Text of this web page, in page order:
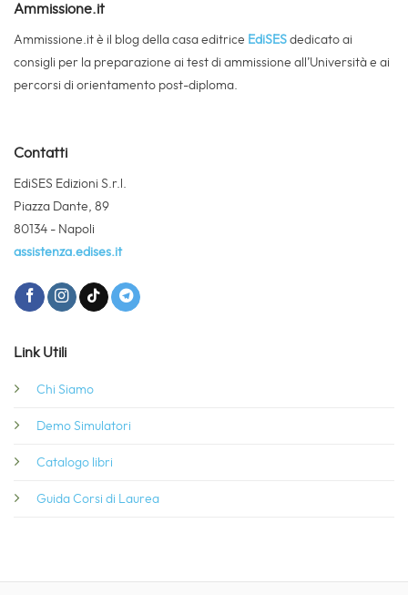
Ammissione.it
Ammissione.it è il blog della casa editrice EdiSES dedicato ai
consigli per la preparazione ai test di ammissione all’Università e ai
percorsi di orientamento post-diploma.
Contatti
EdiSES Edizioni S.r.l.
Piazza Dante, 89
80134 - Napoli
assistenza.edises.it
Link Utili
Chi Siamo
Demo Simulatori
Catalogo libri
Guida Corsi di Laurea